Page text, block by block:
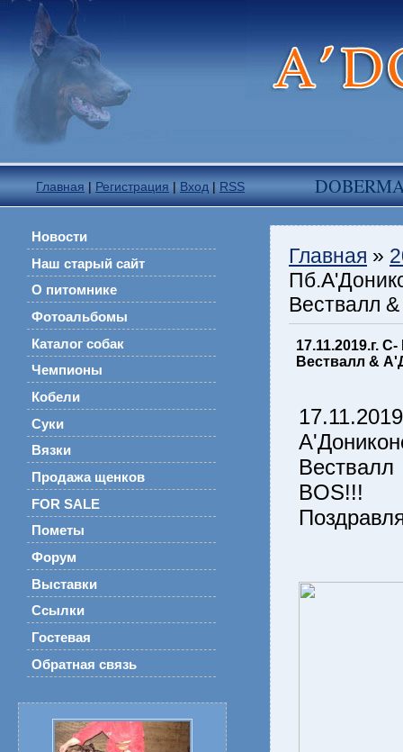
Главная | Регистрация | Вход | RSS
Новости
Наш старый сайт
О питомнике
Фотоальбомы
Каталог собак
Чемпионы
Кобели
Суки
Вязки
Продажа щенков
FOR SALE
Пометы
Форум
Выставки
Ссылки
Гостевая
Обратная связь
Главная »
Вествалл
17.11.2019.г.
Вествалл &
BОS!!!